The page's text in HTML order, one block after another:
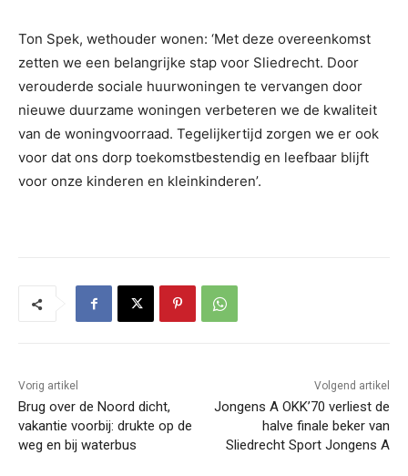
Ton Spek, wethouder wonen: ‘Met deze overeenkomst
zetten we een belangrijke stap voor Sliedrecht. Door
verouderde sociale huurwoningen te vervangen door
nieuwe duurzame woningen verbeteren we de kwaliteit
van de woningvoorraad. Tegelijkertijd zorgen we er ook
voor dat ons dorp toekomstbestendig en leefbaar blijft
voor onze kinderen en kleinkinderen’.
Vorig artikel
Brug over de Noord dicht,
vakantie voorbij: drukte op de
weg en bij waterbus
Volgend artikel
Jongens A OKK’70 verliest de
halve finale beker van
Sliedrecht Sport Jongens A